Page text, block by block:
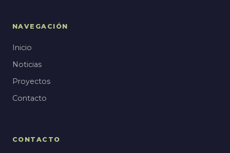
NAVEGACIÓN
Inicio
Noticias
Proyectos
Contacto
CONTACTO